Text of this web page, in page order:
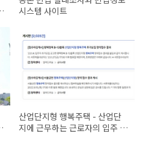
시스템 사이트
산업단지형 행복주택 - 산업단
지에 근무하는 근로자의 입주 자